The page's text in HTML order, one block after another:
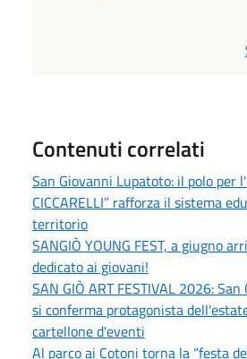
Contenuti correlati
San Giovanni Lupatoto: il polo per
CICCARELLI” rafforza il sistema
territorio
SANGIÒ YOUNG FEST, a giugno
dedicato ai giovani!
SAN GIÒ ART FESTIVAL 2026:
si conferma protagonista
cartellone d'eventi
Al parco ai Cotoni torna la “festa